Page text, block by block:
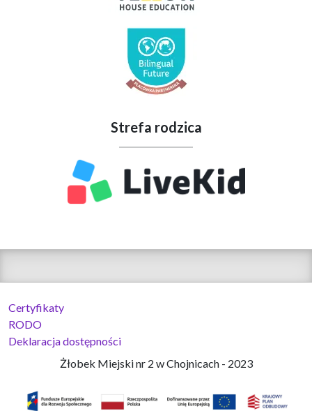
Strefa rodzica
Certyfikaty
RODO
Deklaracja dostępności
Żłobek Miejski nr 2 w Chojnicach - 2023